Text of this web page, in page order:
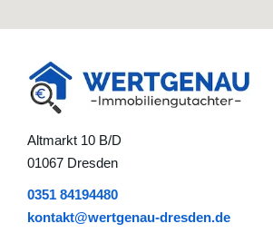
Altmarkt 10 B/D
01067 Dresden
0351 84194480
kontakt@wertgenau-dresden.de